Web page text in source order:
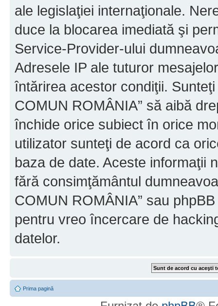
ale legislaţiei internaţionale.
duce la blocarea imediată şi
Service-Provider-ului
Adresele IP ale tuturor
întărirea acestor condiţii.
COMUN ROMÂNIA” să aibă
închide orice subiect în orice
utilizator sunteţi de acord ca
baza de date. Aceste informaţii
fără consimţământul
COMUN ROMÂNIA” sau
pentru vreo încercare de
datelor.
Prima pagină